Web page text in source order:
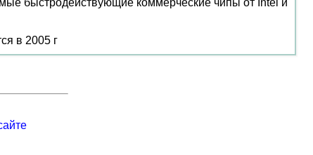
быстродействующие коммерческие чипы от Intel и
в 2005 г